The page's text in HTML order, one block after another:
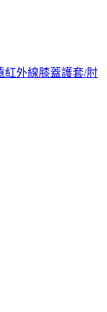
紅外線膝蓋護套/肘